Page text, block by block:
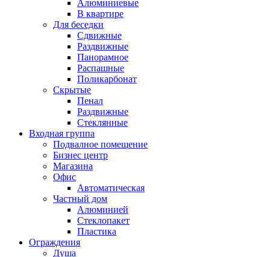
Алюминиевые
В квартире
Для беседки
Сдвижные
Раздвижные
Панорамное
Распашные
Поликарбонат
Скрытые
Пенал
Раздвижные
Стеклянные
Входная группа
Подвалное помещение
Бизнес центр
Магазина
Офис
Автоматическая
Частный дом
Алюминией
Стеклопакет
Пластика
Ограждения
Душа